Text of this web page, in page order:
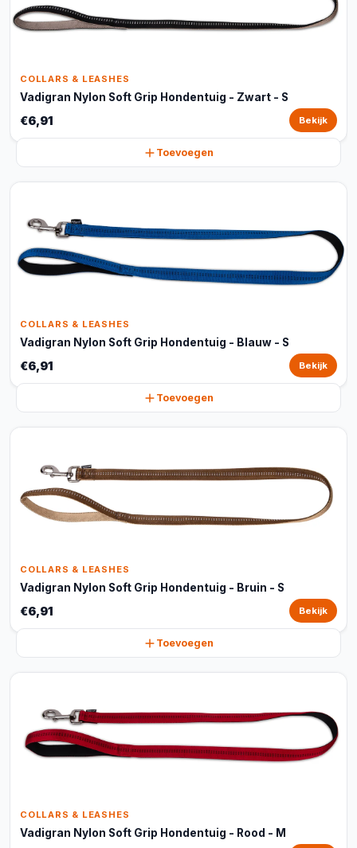
COLLARS & LEASHES
Vadigran Nylon Soft Grip Hondentuig - Zwart - S
€6,91 Bekijk
Toevoegen
COLLARS & LEASHES
Vadigran Nylon Soft Grip Hondentuig - Blauw - S
€6,91 Bekijk
Toevoegen
COLLARS & LEASHES
Vadigran Nylon Soft Grip Hondentuig - Bruin - S
€6,91 Bekijk
Toevoegen
COLLARS & LEASHES
Vadigran Nylon Soft Grip Hondentuig - Rood - M